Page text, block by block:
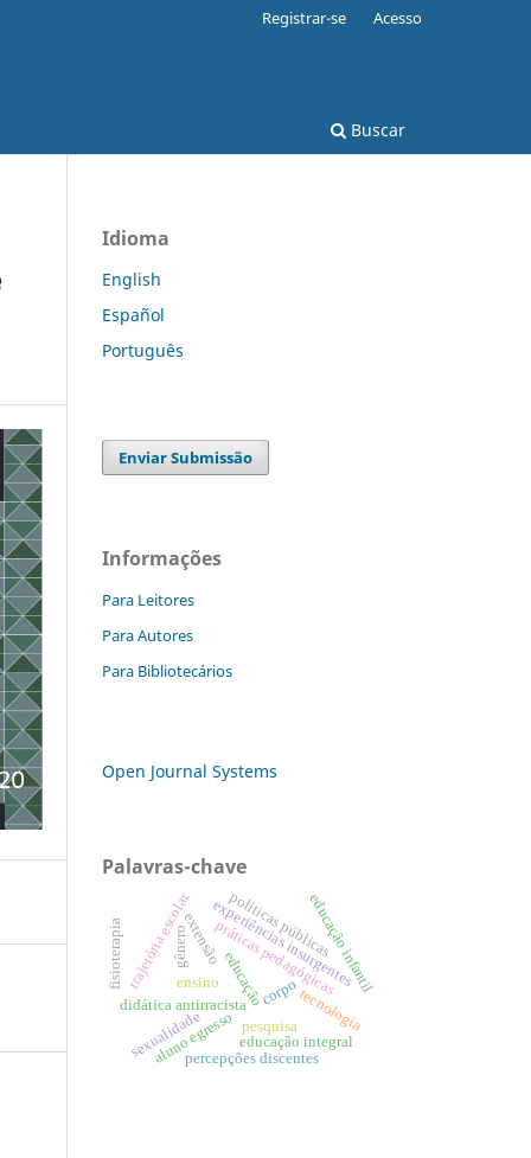
Buscar
Registrar-se Acesso
Idioma
English
Español
Português
Enviar Submissão
Informações
Para Leitores
Para Autores
Para Bibliotecários
Open Journal Systems
Palavras-chave
educaçãocorpo
ensino
pesquisa
extensãopráticas pedagógicas
didática antirracista
experiências insurgentes
educação infantil
educação integral
percepções discentes
políticas públicas
trajetória escolar.
aluno egresso
fisioterapia gênero
sexualidade tecnologia